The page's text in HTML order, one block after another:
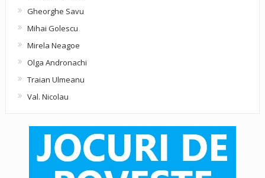
Gheorghe Savu
Mihai Golescu
Mirela Neagoe
Olga Andronachi
Traian Ulmeanu
Val. Nicolau